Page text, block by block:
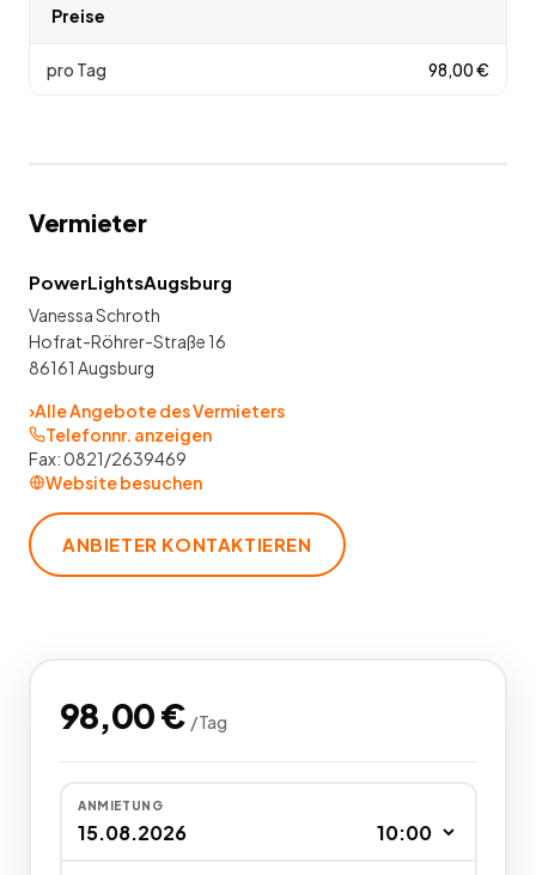
Preise
pro Tag 98,00€
Vermieter
PowerLightsAugsburg
Vanessa Schroth
Hofrat-Röhrer-Straße 16
86161 Augsburg
›Alle Angebote des Vermieters
Telefonnr. anzeigen
Fax:0821/2639469
Website besuchen
ANBIETER KONTAKTIEREN
98,00€ /Tag
ANMIETUNG